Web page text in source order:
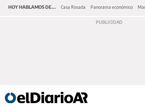
HOY HABLAMOS DE... Casa Rosada Panorama económico